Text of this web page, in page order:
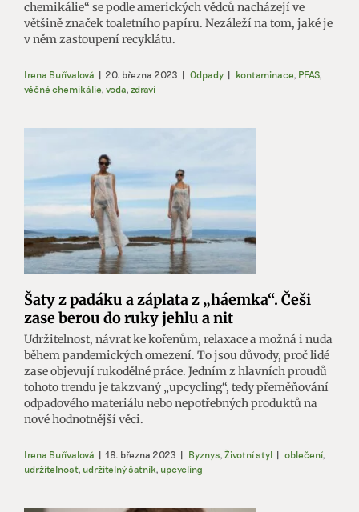
chemikálie“ se podle amerických vědců nacházejí ve
většině značek toaletního papíru. Nezáleží na tom, jaké je
v něm zastoupení recyklátu.
Irena Buřívalová | 20. března 2023 | Odpady | kontaminace, PFAS,
věčné chemikálie, voda, zdraví
Šaty z padáku a záplata z „háemka“. Češi
zase berou do ruky jehlu a nit
Udržitelnost, návrat ke kořenům, relaxace a možná i nuda
během pandemických omezení. To jsou důvody, proč lidé
zase objevují rukodělné práce. Jedním z hlavních proudů
tohoto trendu je takzvaný „upcycling“, tedy přeměňování
odpadového materiálu nebo nepotřebných produktů na
nové hodnotnější věci.
Irena Buřívalová | 18. března 2023 | Byznys, Životní styl | oblečení,
udržitelnost, udržitelný šatník, upcycling